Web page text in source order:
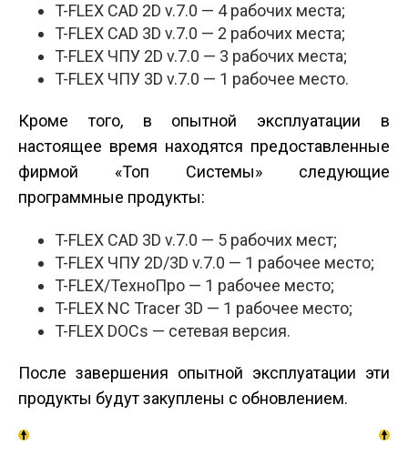
T-FLEX CAD 2D v.7.0 — 4 рабочих места;
T-FLEX CAD 3D v.7.0 — 2 рабочих места;
T-FLEX ЧПУ 2D v.7.0 — 3 рабочих места;
T-FLEX ЧПУ 3D v.7.0 — 1 рабочее место.
Кроме того, в опытной эксплуатации в
настоящее время находятся предоставленные
фирмой «Топ Системы» следующие
программные продукты:
T-FLEX CAD 3D v.7.0 — 5 рабочих мест;
T-FLEX ЧПУ 2D/3D v.7.0 — 1 рабочее место;
T-FLEX/ТехноПро — 1 рабочее место;
T-FLEX NC Tracer 3D — 1 рабочее место;
T-FLEX DOCs — сетевая версия.
После завершения опытной эксплуатации эти
продукты будут закуплены с обновлением.